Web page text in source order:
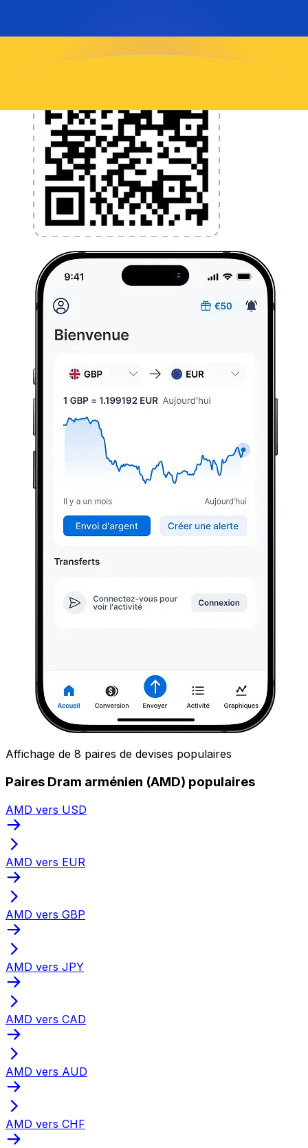
Affichage de 8 paires de devises populaires
Paires Dram arménien (AMD) populaires
AMD vers USD
AMD vers EUR
AMD vers GBP
AMD vers JPY
AMD vers CAD
AMD vers AUD
AMD vers CHF